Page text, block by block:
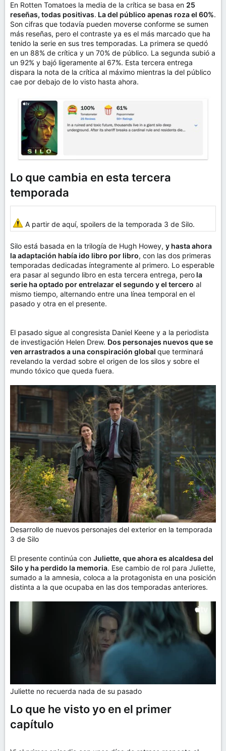
En Rotten Tomatoes la media de la crítica se basa en 25
reseñas, todas positivas. La del público apenas roza el 60%.
Son cifras que todavía pueden moverse conforme se sumen
más reseñas, pero el contraste ya es el más marcado que ha
tenido la serie en sus tres temporadas. La primera se quedó
en un 88% de crítica y un 70% de público. La segunda subió a
un 92% y bajó ligeramente al 67%. Esta tercera entrega
dispara la nota de la crítica al máximo mientras la del público
cae por debajo de lo visto hasta ahora.
Lo que cambia en esta tercera
temporada
A partir de aquí, spoilers de la temporada 3 de Silo.
Silo está basada en la trilogía de Hugh Howey, y hasta ahora
la adaptación había ido libro por libro, con las dos primeras
temporadas dedicadas íntegramente al primero. Lo esperable
era pasar al segundo libro en esta tercera entrega, pero la
serie ha optado por entrelazar el segundo y el tercero al
mismo tiempo, alternando entre una línea temporal en el
pasado y otra en el presente.
El pasado sigue al congresista Daniel Keene y a la periodista
de investigación Helen Drew. Dos personajes nuevos que se
ven arrastrados a una conspiración global que terminará
revelando la verdad sobre el origen de los silos y sobre el
mundo tóxico que queda fuera.
Desarrollo de nuevos personajes del exterior en la temporada
3 de Silo
El presente continúa con Juliette, que ahora es alcaldesa del
Silo y ha perdido la memoria. Ese cambio de rol para Juliette,
sumado a la amnesia, coloca a la protagonista en una posición
distinta a la que ocupaba en las dos temporadas anteriores.
Juliette no recuerda nada de su pasado
Lo que he visto yo en el primer
capítulo